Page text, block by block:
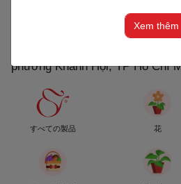
Gấu Con Flower [HCM]
phường Khánh Hội, TP Hồ Chí
すべての製品 花
Xem thêm